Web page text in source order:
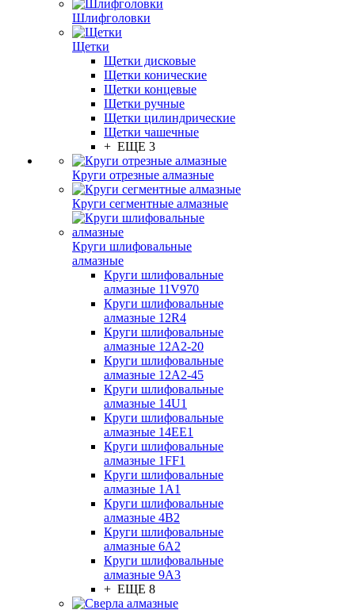
Шлифголовки
Щетки
Щетки дисковые
Щетки конические
Щетки концевые
Щетки ручные
Щетки цилиндрические
Щетки чашечные
+ ЕЩЕ 3
Круги отрезные алмазные
Круги сегментные алмазные
Круги шлифовальные
алмазные
Круги шлифовальные
алмазные 11V970
Круги шлифовальные
алмазные 12R4
Круги шлифовальные
алмазные 12А2-20
Круги шлифовальные
алмазные 12А2-45
Круги шлифовальные
алмазные 14U1
Круги шлифовальные
алмазные 14ЕЕ1
Круги шлифовальные
алмазные 1FF1
Круги шлифовальные
алмазные 1А1
Круги шлифовальные
алмазные 4В2
Круги шлифовальные
алмазные 6A2
Круги шлифовальные
алмазные 9А3
+ ЕЩЕ 8